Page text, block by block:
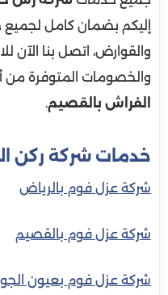
إليكم بضمان كامل
والقوارض، اتصل بنا
والخصومات المتوفرة
الفراش بالقصيم.
خدمات شركة ركن
شركة عزل فوم بالرياض
شركة عزل فوم بالقصيم
شركة عزل فوم بعيون